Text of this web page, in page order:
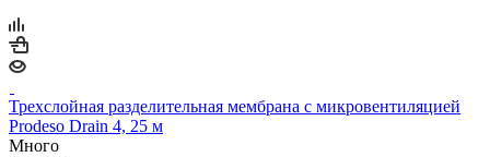
Трехслойная разделительная мембрана с микровентиляцией
Prodeso Drain 4, 25 м
Много